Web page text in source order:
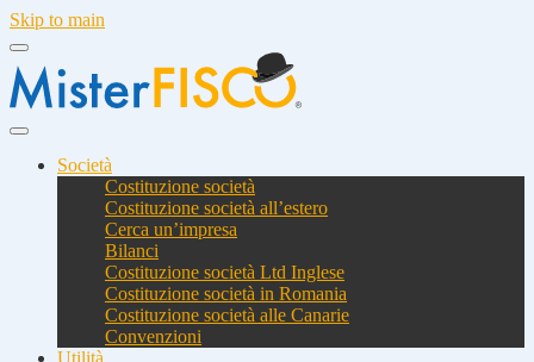
Skip to main
Società
Costituzione società
Costituzione società all’estero
Cerca un’impresa
Bilanci
Costituzione società Ltd Inglese
Costituzione società in Romania
Costituzione società alle Canarie
Convenzioni
Utilità